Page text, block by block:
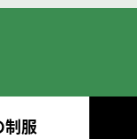
制服